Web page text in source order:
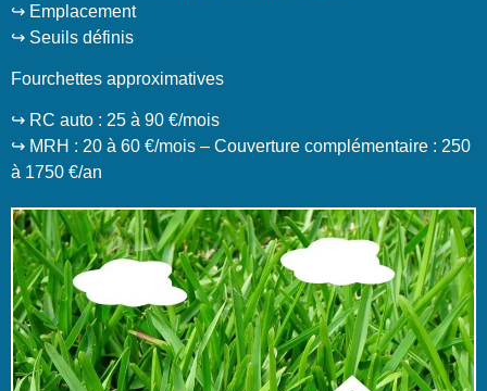
↪️ Emplacement
↪️ Seuils définis
Fourchettes approximatives
↪️ RC auto : 25 à 90 €/mois
↪️ MRH : 20 à 60 €/mois – Couverture complémentaire : 250
à 1750 €/an